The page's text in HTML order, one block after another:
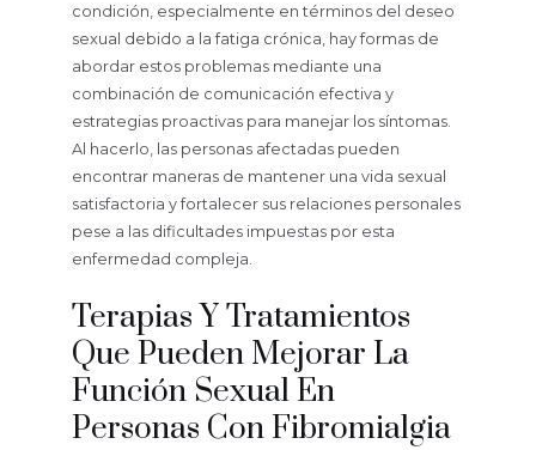
condición, especialmente en términos del deseo
sexual debido a la fatiga crónica, hay formas de
abordar estos problemas mediante una
combinación de comunicación efectiva y
estrategias proactivas para manejar los síntomas.
Al hacerlo, las personas afectadas pueden
encontrar maneras de mantener una vida sexual
satisfactoria y fortalecer sus relaciones personales
pese a las dificultades impuestas por esta
enfermedad compleja.
Terapias Y Tratamientos
Que Pueden Mejorar La
Función Sexual En
Personas Con Fibromialgia